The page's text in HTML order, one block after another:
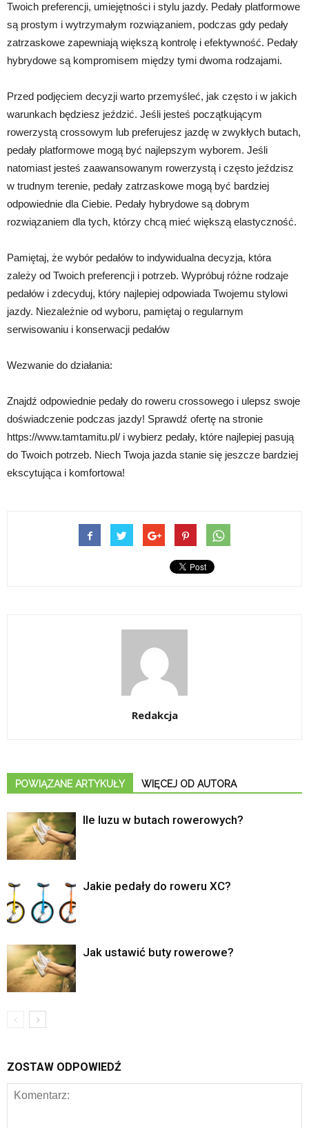
Twoich preferencji, umiejętności i stylu jazdy. Pedały platformowe
są prostym i wytrzymałym rozwiązaniem, podczas gdy pedały
zatrzaskowe zapewniają większą kontrolę i efektywność. Pedały
hybrydowe są kompromisem między tymi dwoma rodzajami.
Przed podjęciem decyzji warto przemyśleć, jak często i w jakich
warunkach będziesz jeździć. Jeśli jesteś początkującym
rowerzystą crossowym lub preferujesz jazdę w zwykłych butach,
pedały platformowe mogą być najlepszym wyborem. Jeśli
natomiast jesteś zaawansowanym rowerzystą i często jeździsz
w trudnym terenie, pedały zatrzaskowe mogą być bardziej
odpowiednie dla Ciebie. Pedały hybrydowe są dobrym
rozwiązaniem dla tych, którzy chcą mieć większą elastyczność.
Pamiętaj, że wybór pedałów to indywidualna decyzja, która
zależy od Twoich preferencji i potrzeb. Wypróbuj różne rodzaje
pedałów i zdecyduj, który najlepiej odpowiada Twojemu stylowi
jazdy. Niezależnie od wyboru, pamiętaj o regularnym
serwisowaniu i konserwacji pedałów
Wezwanie do działania:
Znajdź odpowiednie pedały do roweru crossowego i ulepsz swoje
doświadczenie podczas jazdy! Sprawdź ofertę na stronie
https://www.tamtamitu.pl/ i wybierz pedały, które najlepiej pasują
do Twoich potrzeb. Niech Twoja jazda stanie się jeszcze bardziej
ekscytująca i komfortowa!
Redakcja
POWIĄZANE ARTYKUŁY WIĘCEJ OD AUTORA
Ile luzu w butach rowerowych?
Jakie pedały do roweru XC?
Jak ustawić buty rowerowe?
ZOSTAW ODPOWIEDŹ